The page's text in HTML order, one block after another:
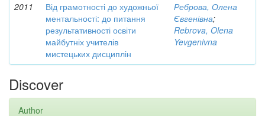
2011
Від грамотності до художньої
ментальності: до питання
результативності освіти
майбутніх учителів
мистецьких дисциплін
Реброва, Олена
Євгенівна;
Rebrova, Olena
Yevgenivna
Discover
Author